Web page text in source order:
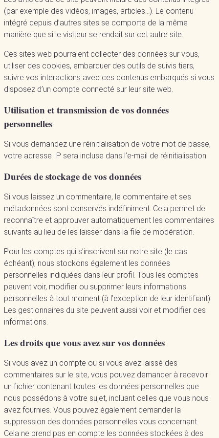
(par exemple des vidéos, images, articles…). Le contenu
intégré depuis d’autres sites se comporte de la même
manière que si le visiteur se rendait sur cet autre site.
Ces sites web pourraient collecter des données sur vous,
utiliser des cookies, embarquer des outils de suivis tiers,
suivre vos interactions avec ces contenus embarqués si vous
disposez d’un compte connecté sur leur site web.
Utilisation et transmission de vos données
personnelles
Si vous demandez une réinitialisation de votre mot de passe,
votre adresse IP sera incluse dans l’e-mail de réinitialisation.
Durées de stockage de vos données
Si vous laissez un commentaire, le commentaire et ses
métadonnées sont conservés indéfiniment. Cela permet de
reconnaître et approuver automatiquement les commentaires
suivants au lieu de les laisser dans la file de modération.
Pour les comptes qui s’inscrivent sur notre site (le cas
échéant), nous stockons également les données
personnelles indiquées dans leur profil. Tous les comptes
peuvent voir, modifier ou supprimer leurs informations
personnelles à tout moment (à l’exception de leur identifiant).
Les gestionnaires du site peuvent aussi voir et modifier ces
informations.
Les droits que vous avez sur vos données
Si vous avez un compte ou si vous avez laissé des
commentaires sur le site, vous pouvez demander à recevoir
un fichier contenant toutes les données personnelles que
nous possédons à votre sujet, incluant celles que vous nous
avez fournies. Vous pouvez également demander la
suppression des données personnelles vous concernant.
Cela ne prend pas en compte les données stockées à des